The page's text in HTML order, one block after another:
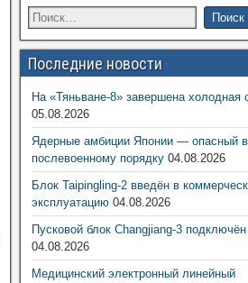
Последние новости
На «Тяньване-8» завершена холодная
05.08.2026
Ядерные амбиции Японии — опасный
послевоенному порядку 04.08.2026
Блок Taipingling-2 введён в
эксплуатацию 04.08.2026
Пусковой блок Changjiang-3 подключён
04.08.2026
Медицинский электронный линейный